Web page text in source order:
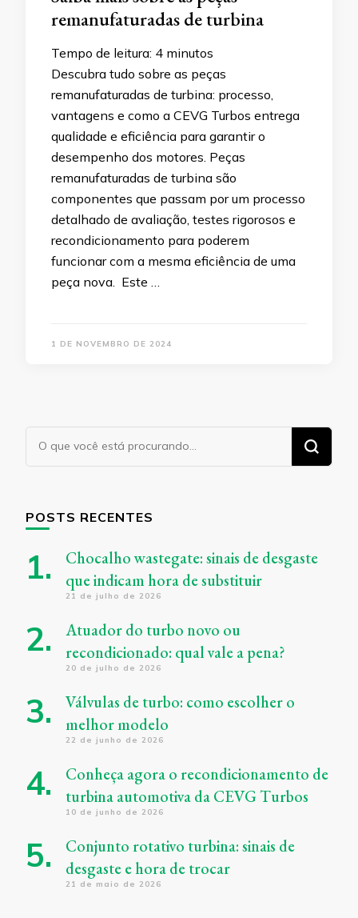
remanufaturadas de turbina
Tempo de leitura: 4 minutos
Descubra tudo sobre as peças
remanufaturadas de turbina: processo,
vantagens e como a CEVG Turbos entrega
qualidade e eficiência para garantir o
desempenho dos motores. Peças
remanufaturadas de turbina são
componentes que passam por um processo
detalhado de avaliação, testes rigorosos e
recondicionamento para poderem
funcionar com a mesma eficiência de uma
peça nova. Este …
1 DE NOVEMBRO DE 2024
POSTS RECENTES
Chocalho wastegate: sinais de desgaste
que indicam hora de substituir
21 de julho de 2026
Atuador do turbo novo ou
recondicionado: qual vale a pena?
20 de julho de 2026
Válvulas de turbo: como escolher o
melhor modelo
22 de junho de 2026
Conheça agora o recondicionamento de
turbina automotiva da CEVG Turbos
10 de junho de 2026
Conjunto rotativo turbina: sinais de
desgaste e hora de trocar
21 de maio de 2026